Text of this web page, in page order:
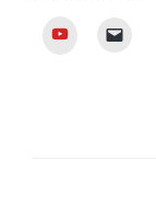
YouTube